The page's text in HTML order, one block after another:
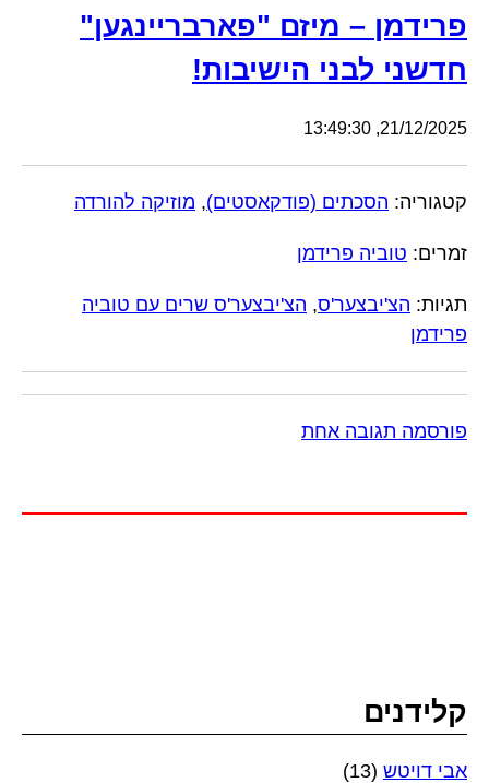
פרידמן – מיזם "פארבריינגען"
חדשני לבני הישיבות!
21/12/2025, 13:49:30
קטגוריה: הסכתים (פודקאסטים), מוזיקה להורדה
זמרים: טוביה פרידמן
תגיות: הצ'יבצער'ס, הצ'יבצער'ס שרים עם טוביה
פרידמן
פורסמה תגובה אחת
קלידנים
אבי דויטש (13)